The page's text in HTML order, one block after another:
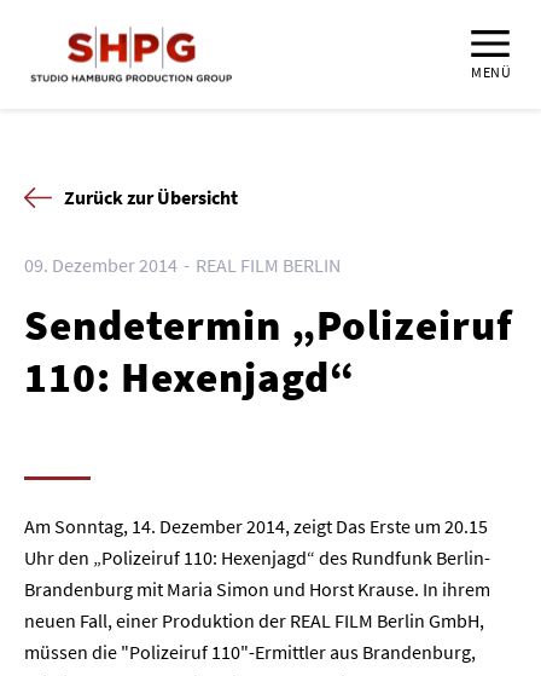
MENÜ
Zurück zur Übersicht
09. Dezember 2014 REAL FILM BERLIN
Sendetermin „Polizeiruf
110: Hexenjagd“
Am Sonntag, 14. Dezember 2014, zeigt Das Erste um 20.15
Uhr den „Polizeiruf 110: Hexenjagd“ des Rundfunk Berlin-
Brandenburg mit Maria Simon und Horst Krause. In ihrem
neuen Fall, einer Produktion der REAL FILM Berlin GmbH,
müssen die "Polizeiruf 110"-Ermittler aus Brandenburg,